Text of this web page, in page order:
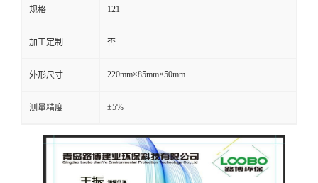
规格 121
加工定制 否
外形尺寸 220mm×85mm×50mm
测量精度 ±5%